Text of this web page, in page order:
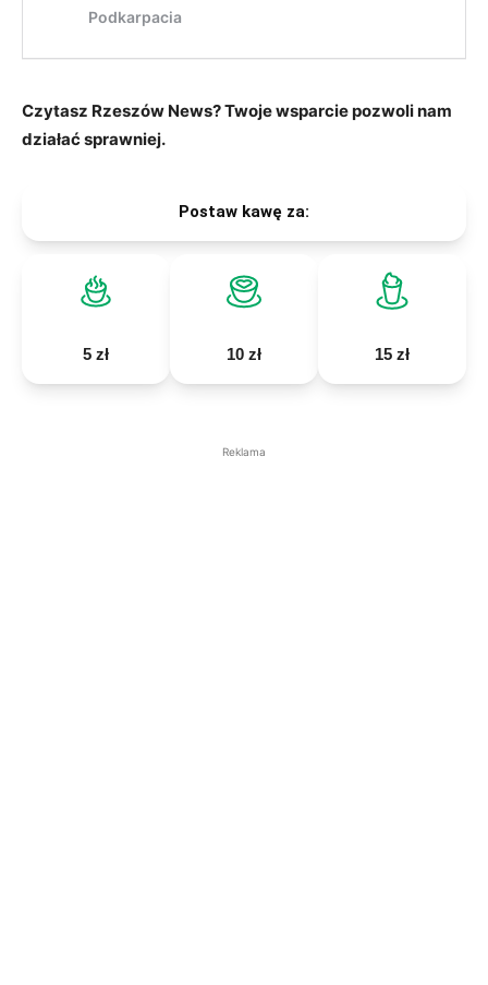
Czytasz Rzeszów News? Twoje wsparcie pozwoli nam
działać sprawniej.
Postaw kawę za:
5 zł 10 zł 15 zł
Reklama